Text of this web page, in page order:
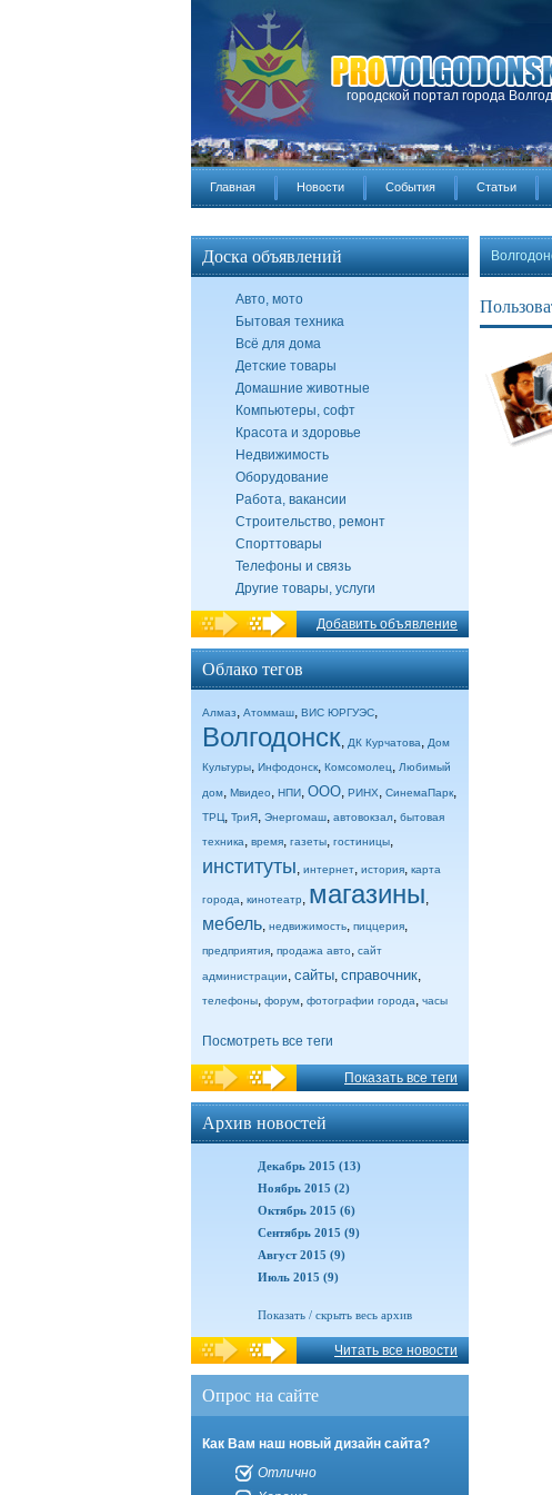
городской портал города
Главная Новости События Статьи
Доска объявлений
Авто, мото
Бытовая техника
Всё для дома
Детские товары
Домашние животные
Компьютеры, софт
Красота и здоровье
Недвижимость
Оборудование
Работа, вакансии
Строительство, ремонт
Спорттовары
Телефоны и связь
Другие товары, услуги
Добавить объявление
Облако тегов
Алмаз, Атоммаш, ВИС ЮРГУЭС,
Волгодонск, ДК Курчатова, Дом
Культуры, Инфодонск, Комсомолец, Любимый
дом, Мвидео, НПИ, ООО, РИНХ, СинемаПарк,
ТРЦ, ТриЯ, Энергомаш, автовокзал, бытовая
техника, время, газеты, гостиницы,
институты, интернет, история, карта
города, кинотеатр, магазины,
мебель, недвижимость, пиццерия,
предприятия, продажа авто, сайт
администрации, сайты, справочник,
телефоны, форум, фотографии города, часы
Посмотреть все теги
Показать все теги
Архив новостей
Декабрь 2015 (13)
Ноябрь 2015 (2)
Октябрь 2015 (6)
Сентябрь 2015 (9)
Август 2015 (9)
Июль 2015 (9)
Показать / скрыть весь архив
Читать все новости
Опрос на сайте
Как Вам наш новый дизайн сайта?
Отлично